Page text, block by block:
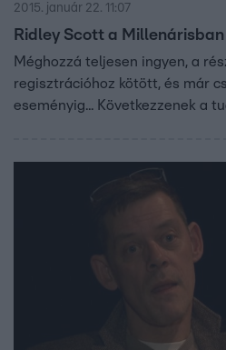
2015. január 22. 11:07
Ridley Scott a
Méghozzá teljesen ingyen, a
regisztrációhoz kötött, és már
eseményig... Következzenek a